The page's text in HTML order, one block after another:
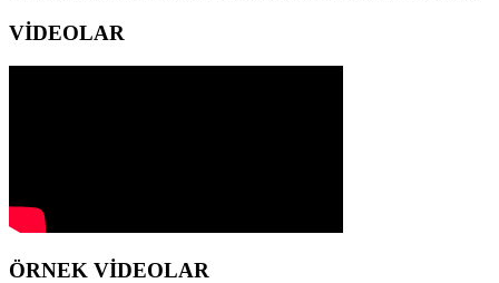
VİDEOLAR
ÖRNEK VİDEOLAR